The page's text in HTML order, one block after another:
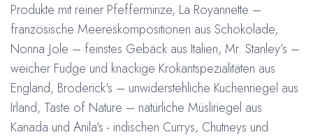
Produkte mit reiner Pfefferminze, La Royannette –
französische Meereskompositionen aus Schokolade,
Nonna Jole – feinstes Gebäck aus Italien, Mr. Stanley’s –
weicher Fudge und knackige Krokantspezialitäten aus
England, Broderick‘s – unwiderstehliche Kuchenriegel aus
Irland, Taste of Nature – natürliche Müsliriegel aus
Kanada und Anila's - indischen Currys, Chutneys und